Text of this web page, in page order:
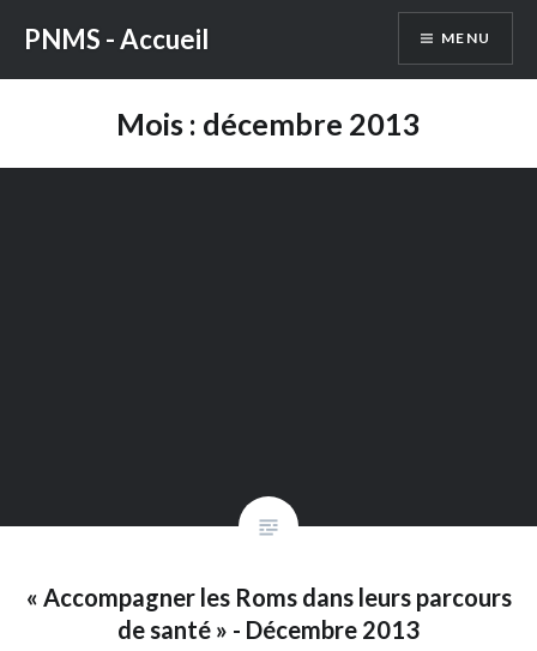
contenu
PNMS - Accueil MENU
Mois : décembre 2013
« Accompagner les Roms dans leurs parcours
de santé » - Décembre 2013